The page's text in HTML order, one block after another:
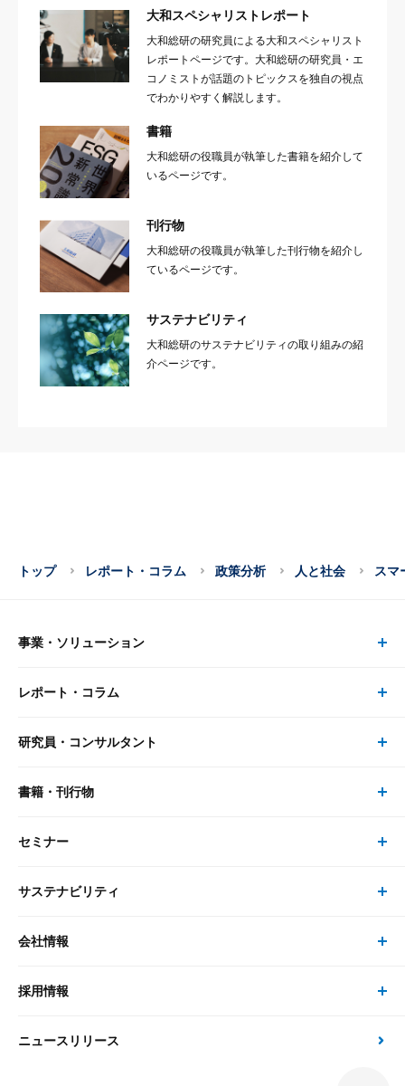
大和スペシャリストレポート
大和総研の研究員による大和スペシャリスト
レポートページです。大和総研の研究員・エ
コノミストが話題のトピックスを独自の視点
でわかりやすく解説します。
書籍
大和総研の役職員が執筆した書籍を紹介して
いるページです。
刊行物
大和総研の役職員が執筆した刊行物を紹介し
ているページです。
サステナビリティ
大和総研のサステナビリティの取り組みの紹
介ページです。
トップ レポート・コラム 政策分析 人と社会 スマ
事業・ソリューション
事業・ソリューション トップ
リサーチ
大和総研の強み
先端テクノロジーに基づく新たな価値の創出
レポート・コラム
レポート・コラム トップ
最新のレポート・コラム
政策分析
研究員・コンサルタント
研究員・コンサルタント トップ
研究員
書籍・刊行物
書籍・刊行物 トップ
書籍
セミナー
セミナー トップ
現在受付中のセミナー・イベント
サステナビリティ
サステナビリティの取り組み
次世代社会への貢献
会社情報
会社情報 トップ
会社概要・役員一覧
採用情報
採用情報 トップ
ニュースリリース